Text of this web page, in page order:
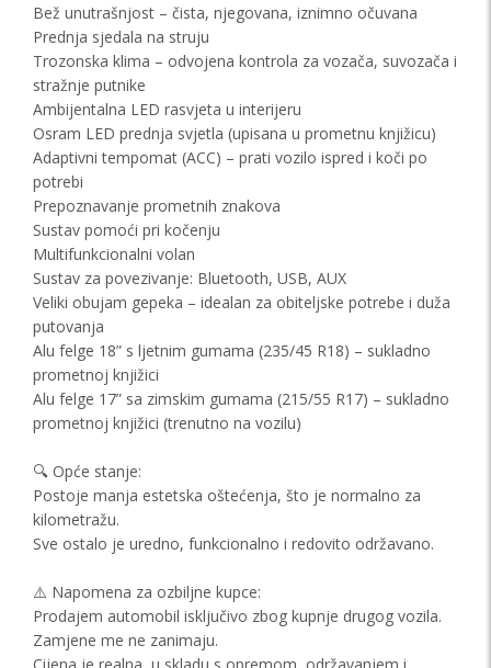
Bež unutrašnjost – čista, njegovana, iznimno očuvana
Prednja sjedala na struju
Trozonska klima – odvojena kontrola za vozača, suvozača i
stražnje putnike
Ambijentalna LED rasvjeta u interijeru
Osram LED prednja svjetla (upisana u prometnu knjižicu)
Adaptivni tempomat (ACC) – prati vozilo ispred i koči po
potrebi
Prepoznavanje prometnih znakova
Sustav pomoći pri kočenju
Multifunkcionalni volan
Sustav za povezivanje: Bluetooth, USB, AUX
Veliki obujam gepeka – idealan za obiteljske potrebe i duža
putovanja
Alu felge 18” s ljetnim gumama (235/45 R18) – sukladno
prometnoj knjižici
Alu felge 17” sa zimskim gumama (215/55 R17) – sukladno
prometnoj knjižici (trenutno na vozilu)
🔍 Opće stanje:
Postoje manja estetska oštećenja, što je normalno za
kilometražu.
Sve ostalo je uredno, funkcionalno i redovito održavano.
⚠️ Napomena za ozbiljne kupce:
Prodajem automobil isključivo zbog kupnje drugog vozila.
Zamjene me ne zanimaju.